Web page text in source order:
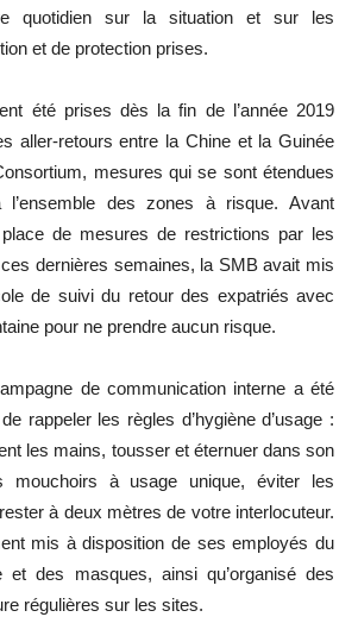
quotidien sur la situation et sur les
et de protection prises.
été prises dès la fin de l’année 2019
aller-retours entre la Chine et la Guinée
mesures qui se sont étendues
l’ensemble des zones à risque. Avant
de mesures de restrictions par les
dernières semaines, la SMB avait mis
de suivi du retour des expatriés avec
pour ne prendre aucun risque.
de communication interne a été
rappeler les règles d’hygiène d’usage :
les mains, tousser et éternuer dans son
mouchoirs à usage unique, éviter les
à deux mètres de votre interlocuteur.
mis à disposition de ses employés du
et des masques, ainsi qu’organisé des
régulières sur les sites.